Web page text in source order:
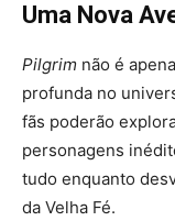
Uma Nova
Pilgrim não é
profunda no
fãs poderão
personagens
tudo enquanto
da Velha Fé.